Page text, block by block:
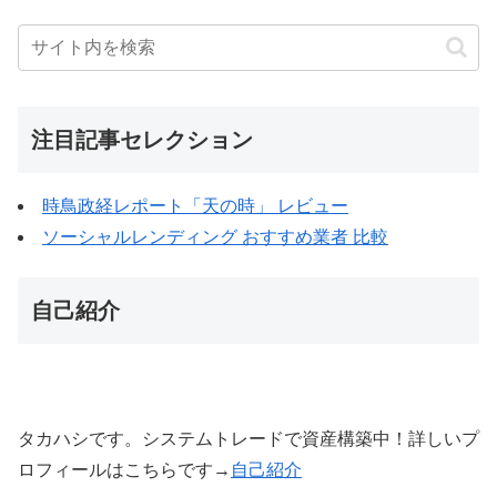
注目記事セレクション
時鳥政経レポート「天の時」 レビュー
ソーシャルレンディング おすすめ業者 比較
自己紹介
タカハシです。システムトレードで資産構築中！詳しいプ
ロフィールはこちらです→ 自己紹介